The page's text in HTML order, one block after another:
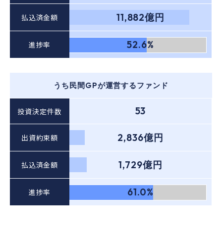
払込済金額 11,882億円
進捗率 52.6%
うち民間GPが運営するファンド
投資決定件数 53
出資約束額 2,836億円
払込済金額 1,729億円
進捗率 61.0%